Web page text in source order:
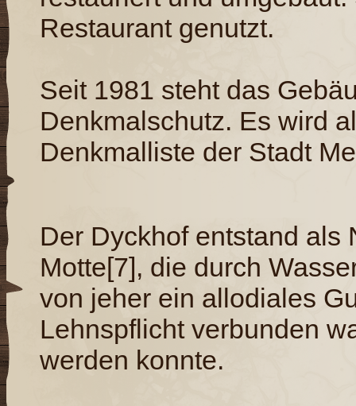
Restaurant genutzt.
Seit 1981 steht das
Denkmalschutz. Es wird
Denkmalliste der Stadt
Der Dyckhof entstand als
Motte[7], die durch
von jeher ein allodiales
Lehnspflicht verbunden
werden konnte.